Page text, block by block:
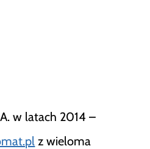
w latach 2014 –
z wieloma